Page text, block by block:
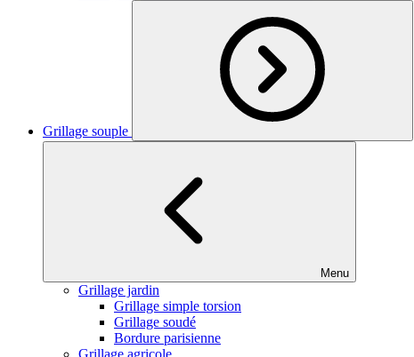
Grillage souple
Menu
Grillage jardin
Grillage simple torsion
Grillage soudé
Bordure parisienne
Grillage agricole